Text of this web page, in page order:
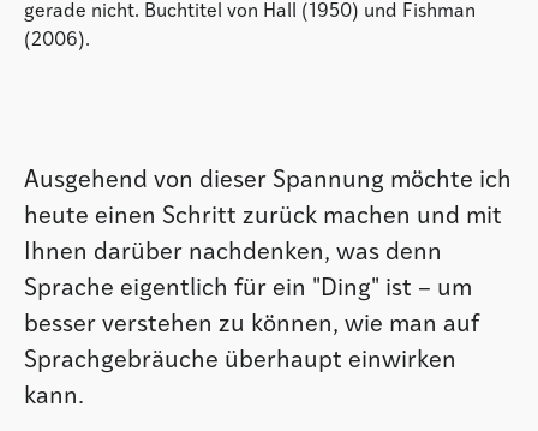
gerade nicht. Buchtitel von Hall (1950) und Fishman
(2006).
Ausgehend von dieser Spannung möchte ich
heute einen Schritt zurück machen und mit
Ihnen darüber nachdenken, was denn
Sprache eigentlich für ein "Ding" ist – um
besser verstehen zu können, wie man auf
Sprachgebräuche überhaupt einwirken
kann.